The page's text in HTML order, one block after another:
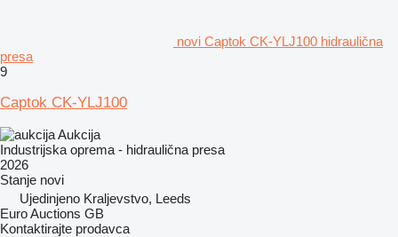
novi Captok CK-YLJ100 hidraulična
presa
9
Captok CK-YLJ100
Aukcija
Industrijska oprema - hidraulična presa
2026
Stanje novi
Ujedinjeno Kraljevstvo, Leeds
Euro Auctions GB
Kontaktirajte prodavca